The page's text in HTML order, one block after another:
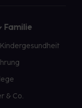
Familie
& Co.